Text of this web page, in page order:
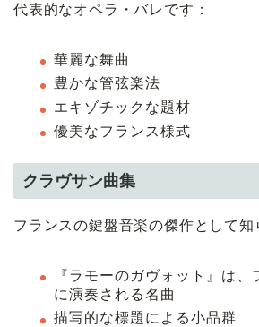
代表的なオペラ・バレです：
華麗な舞曲
豊かな管弦楽法
エキゾチックな題材
優美なフランス様式
クラヴサン曲集
フランスの鍵盤音楽の傑作として知
『ラモーのガヴォット』は、
に演奏される名曲
描写的な標題による小品群